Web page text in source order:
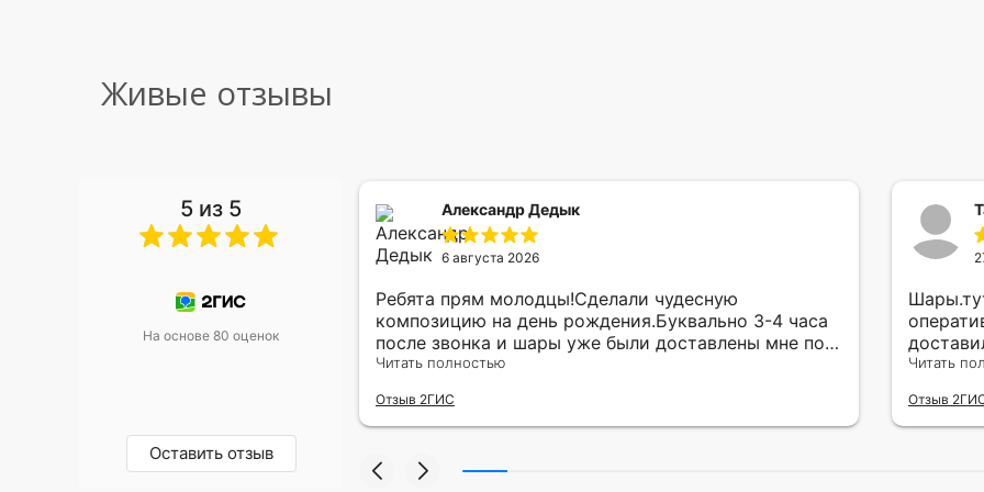
Живые отзывы
5 из 5
На основе 80 оценок
Оставить отзыв
уже два раза, отличная
Александр Дедык
6 августа 2026
Ребята прям молодцы!Сделали чудесную
композицию на день рождения.Буквально 3-4 часа
после звонка и шары уже были доставлены мне по
адресу.Качество исполнения и упаковки на 5.Жена
Читать полностью
Отзыв 2ГИС
другу в
Читать
Отзыв